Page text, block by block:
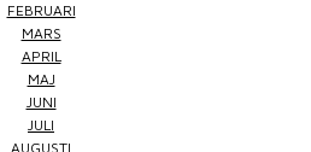
FEBRUARI
MARS
APRIL
MAJ
JUNI
JULI
AUGUSTI